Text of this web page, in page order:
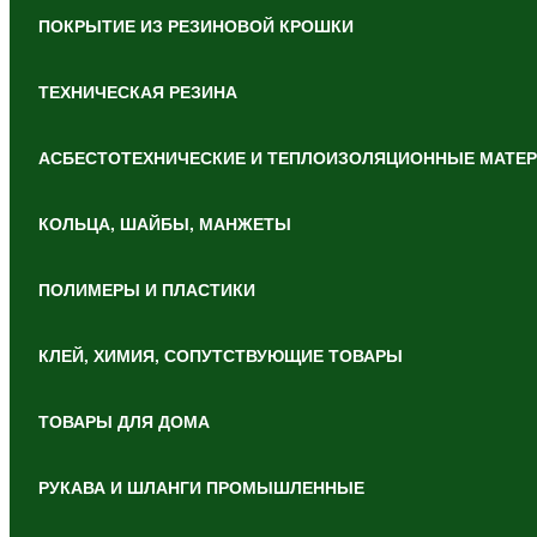
ПОКРЫТИЕ ИЗ РЕЗИНОВОЙ КРОШКИ
ТЕХНИЧЕСКАЯ РЕЗИНА
АСБЕСТОТЕХНИЧЕСКИЕ И ТЕПЛОИЗОЛЯЦИОННЫЕ
КОЛЬЦА, ШАЙБЫ, МАНЖЕТЫ
ПОЛИМЕРЫ И ПЛАСТИКИ
КЛЕЙ, ХИМИЯ, СОПУТСТВУЮЩИЕ ТОВАРЫ
ТОВАРЫ ДЛЯ ДОМА
РУКАВА И ШЛАНГИ ПРОМЫШЛЕННЫЕ